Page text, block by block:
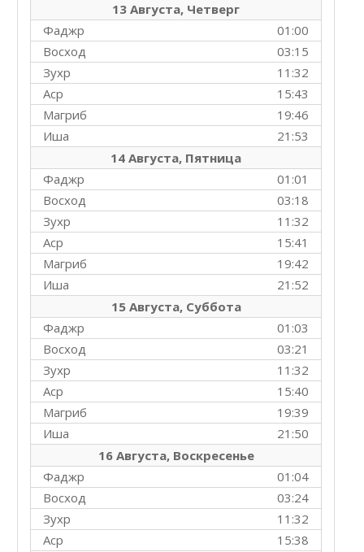
13 Августа, Четверг
01:00
Фаджр
03:15
Восход
11:32
Зухр
15:43
Аср
19:46
Магриб
21:53
Иша
14 Августа, Пятница
01:01
Фаджр
03:18
Восход
11:32
Зухр
15:41
Аср
19:42
Магриб
21:52
Иша
15 Августа, Суббота
01:03
Фаджр
03:21
Восход
11:32
Зухр
15:40
Аср
19:39
Магриб
21:50
Иша
16 Августа, Воскресенье
01:04
Фаджр
03:24
Восход
11:32
Зухр
15:38
Аср